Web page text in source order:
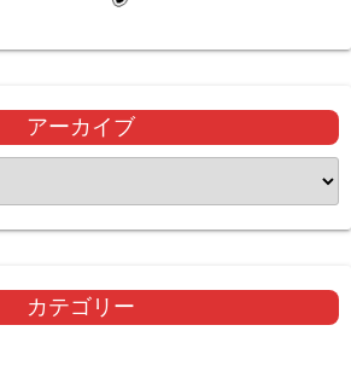
アーカイブ
カテゴリー